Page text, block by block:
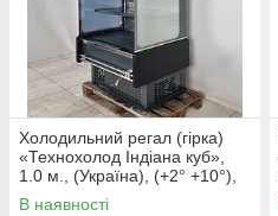
Холодильний регал (гірка)
«Технохолод Індіана куб»,
1.0 м., (Україна), (+2° +10°),
Б/у
В наявності